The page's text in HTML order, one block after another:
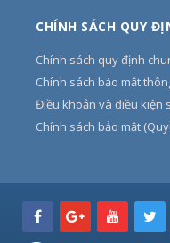
CHÍNH SÁCH QUY
Chính sách quy định
Chính sách bảo mật
Điều khoản và điều kiện
Chính sách bảo mật